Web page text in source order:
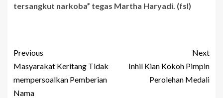
tersangkut narkoba” tegas Martha Haryadi. (fsl)
Previous
Masyarakat Keritang Tidak
mempersoalkan Pemberian
Nama
Next
Inhil Kian Kokoh Pimpin
Perolehan Medali